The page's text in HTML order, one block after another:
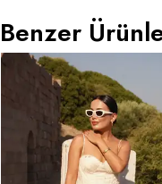
Benzer